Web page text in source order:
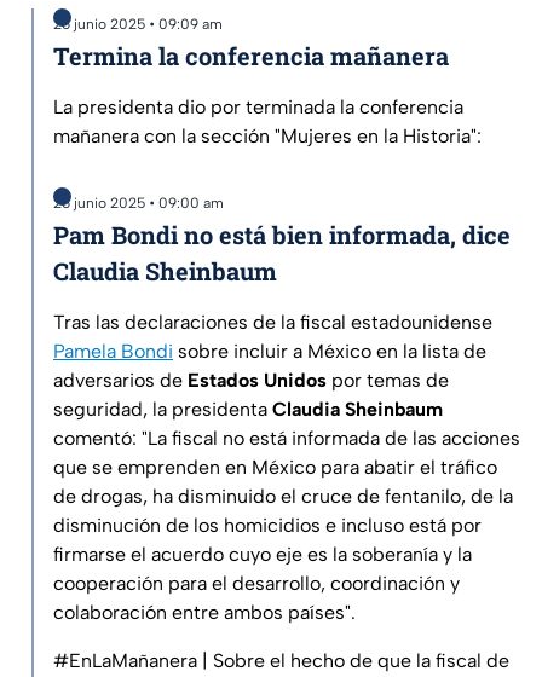
26 junio 2025 • 09:09 am
Termina la conferencia mañanera
La presidenta dio por terminada la conferencia
mañanera con la sección "Mujeres en la Historia":
26 junio 2025 • 09:00 am
Pam Bondi no está bien informada, dice
Claudia Sheinbaum
Tras las declaraciones de la fiscal estadounidense
Pamela Bondi sobre incluir a México en la lista de
adversarios de Estados Unidos por temas de
seguridad, la presidenta Claudia Sheinbaum
comentó: "La fiscal no está informada de las acciones
que se emprenden en México para abatir el tráfico
de drogas, ha disminuido el cruce de fentanilo, de la
disminución de los homicidios e incluso está por
firmarse el acuerdo cuyo eje es la soberanía y la
cooperación para el desarrollo, coordinación y
colaboración entre ambos países".
#EnLaMañanera | Sobre el hecho de que la fiscal de